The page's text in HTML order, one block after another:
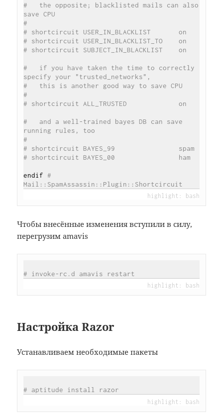
#   the opposite; blacklisted mails can also
save CPU
#
# shortcircuit USER_IN_BLACKLIST       on
# shortcircuit USER_IN_BLACKLIST_TO    on
# shortcircuit SUBJECT_IN_BLACKLIST    on
#   if you have taken the time to correctly
specify your "trusted_networks",
#   this is another good way to save CPU
#
# shortcircuit ALL_TRUSTED             on
#   and a well-trained bayes DB can save
running rules, too
#
# shortcircuit BAYES_99                spam
# shortcircuit BAYES_00                ham
endif #
Mail::SpamAssassin::Plugin::Shortcircuit
Чтобы внесённые изменения вступили в силу,
перегрузим amavis
# invoke-rc.d amavis restart
Настройка Razor
Устанавливаем необходимые пакеты
# aptitude install razor